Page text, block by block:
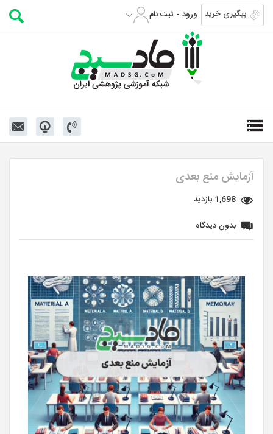
پیگیری خرید ورود - ثبت نام
آزمایش منع بعدی
1,698 بازدید
بدون دیدگاه